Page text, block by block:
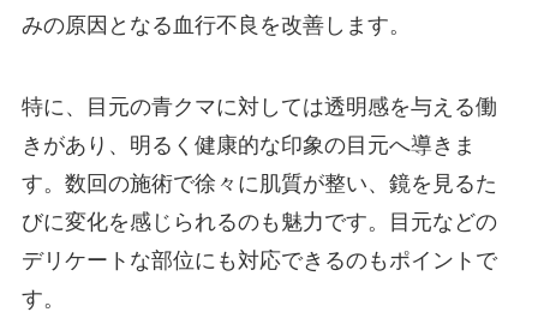
みの原因となる血行不良を改善します。
特に、目元の青クマに対しては透明感を与える働
きがあり、明るく健康的な印象の目元へ導きま
す。数回の施術で徐々に肌質が整い、鏡を見るた
びに変化を感じられるのも魅力です。目元などの
デリケートな部位にも対応できるのもポイントで
す。